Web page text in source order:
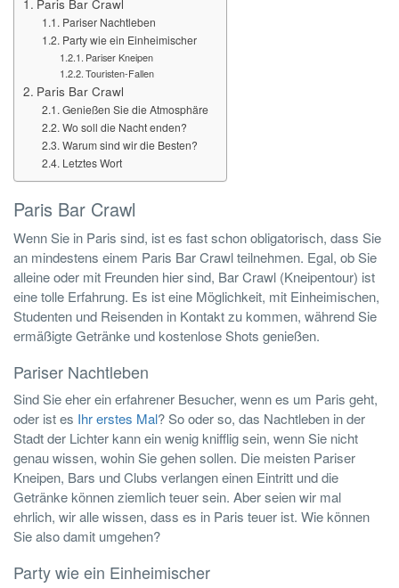
Pariser Nachtleben
Party wie ein Einheimischer
Pariser Kneipen
Touristen-Fallen
Paris Bar Crawl
Genießen Sie die Atmosphäre
Wo soll die Nacht enden?
Warum sind wir die Besten?
Letztes Wort
Paris Bar Crawl
Wenn Sie in Paris sind, ist es fast schon obligatorisch, dass Sie
an mindestens einem Paris Bar Crawl teilnehmen. Egal, ob Sie
alleine oder mit Freunden hier sind, Bar Crawl (Kneipentour) ist
eine tolle Erfahrung. Es ist eine Möglichkeit, mit Einheimischen,
Studenten und Reisenden in Kontakt zu kommen, während Sie
ermäßigte Getränke und kostenlose Shots genießen.
Pariser Nachtleben
Sind Sie eher ein erfahrener Besucher, wenn es um Paris geht,
oder ist es Ihr erstes Mal? So oder so, das Nachtleben in der
Stadt der Lichter kann ein wenig knifflig sein, wenn Sie nicht
genau wissen, wohin Sie gehen sollen. Die meisten Pariser
Kneipen, Bars und Clubs verlangen einen Eintritt und die
Getränke können ziemlich teuer sein. Aber seien wir mal
ehrlich, wir alle wissen, dass es in Paris teuer ist. Wie können
Sie also damit umgehen?
Party wie ein Einheimischer